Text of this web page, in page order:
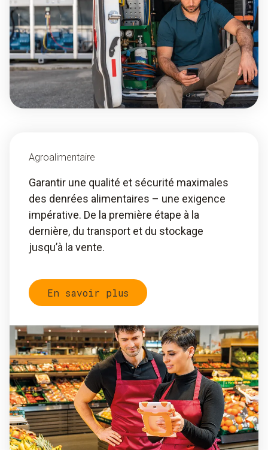
Agroalimentaire
Garantir une qualité et sécurité maximales
des denrées alimentaires – une exigence
impérative. De la première étape à la
dernière, du transport et du stockage
jusqu’à la vente.
En savoir plus